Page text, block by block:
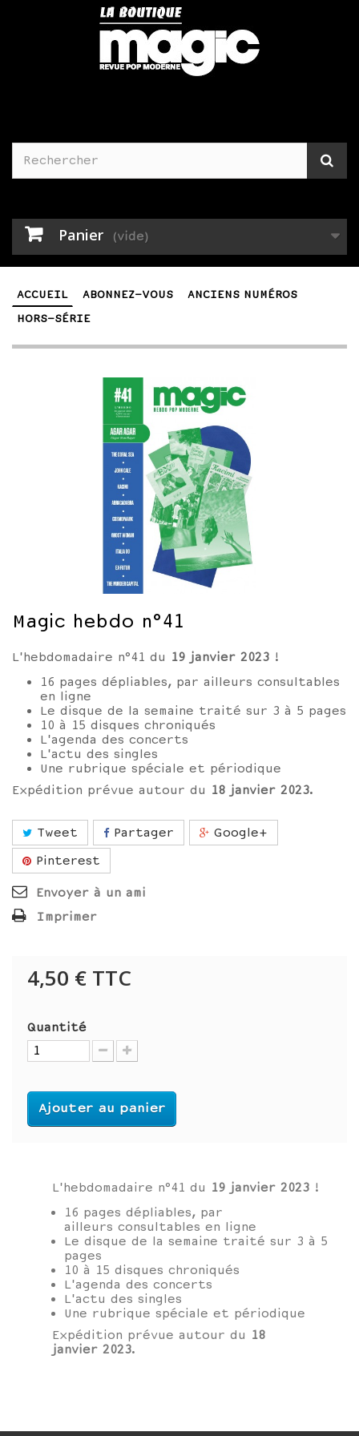
Panier (vide)
ACCUEIL ABONNEZ-VOUS
ANCIENS NUMÉROS
HORS-SÉRIE
Magic hebdo n°41
L'hebdomadaire n°41 du 19 janvier 2023 !
16 pages dépliables, par ailleurs consultables
en ligne
Le disque de la semaine traité sur 3 à 5 pages
10 à 15 disques chroniqués
L'agenda des concerts
L'actu des singles
Une rubrique spéciale et périodique
Expédition prévue autour du 18 janvier 2023.
Tweet Partager
Google+
Pinterest
Envoyer à un ami
Imprimer
4,50 € TTC
Quantité
Ajouter au panier
L'hebdomadaire n°41 du 19 janvier 2023 !
16 pages dépliables, par
ailleurs consultables en ligne
Le disque de la semaine traité sur 3 à 5
pages
10 à 15 disques chroniqués
L'agenda des concerts
L'actu des singles
Une rubrique spéciale et périodique
Expédition prévue autour du 18
janvier 2023.